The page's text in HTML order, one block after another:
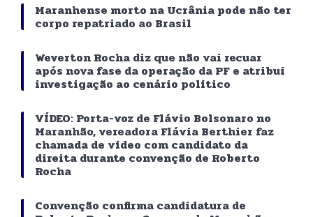
Maranhense morto na Ucrânia pode não ter
corpo repatriado ao Brasil
Weverton Rocha diz que não vai recuar
após nova fase da operação da PF e atribui
investigação ao cenário político
VÍDEO: Porta-voz de Flávio Bolsonaro no
Maranhão, vereadora Flávia Berthier faz
chamada de vídeo com candidato da
direita durante convenção de Roberto
Rocha
Convenção confirma candidatura de